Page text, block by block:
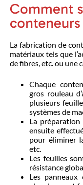
Comment
La fabrication de
matériaux tels que
de fibres, etc. ou une
Chaque
gros rouleau
plusieurs
systèmes de
La préparation
ensuite
pour éliminer
etc.
Les feuilles
résistance
Les